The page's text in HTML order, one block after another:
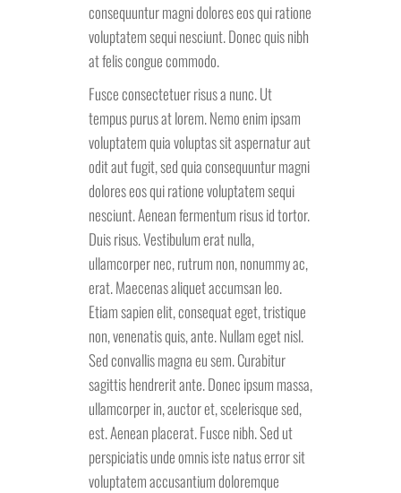
consequuntur magni dolores eos qui ratione
voluptatem sequi nesciunt. Donec quis nibh
at felis congue commodo.
Fusce consectetuer risus a nunc. Ut
tempus purus at lorem. Nemo enim ipsam
voluptatem quia voluptas sit aspernatur aut
odit aut fugit, sed quia consequuntur magni
dolores eos qui ratione voluptatem sequi
nesciunt. Aenean fermentum risus id tortor.
Duis risus. Vestibulum erat nulla,
ullamcorper nec, rutrum non, nonummy ac,
erat. Maecenas aliquet accumsan leo.
Etiam sapien elit, consequat eget, tristique
non, venenatis quis, ante. Nullam eget nisl.
Sed convallis magna eu sem. Curabitur
sagittis hendrerit ante. Donec ipsum massa,
ullamcorper in, auctor et, scelerisque sed,
est. Aenean placerat. Fusce nibh. Sed ut
perspiciatis unde omnis iste natus error sit
voluptatem accusantium doloremque